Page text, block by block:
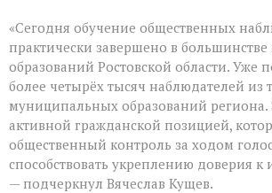
«Сегодня обучение общественных
практически завершено в
образований Ростовской области. Уже
более четырёх тысяч наблюдателей из
муниципальных образований
активной гражданской позицией,
общественный контроль за ходом
способствовать укреплению доверия к
— подчеркнул Вячеслав Кущев.